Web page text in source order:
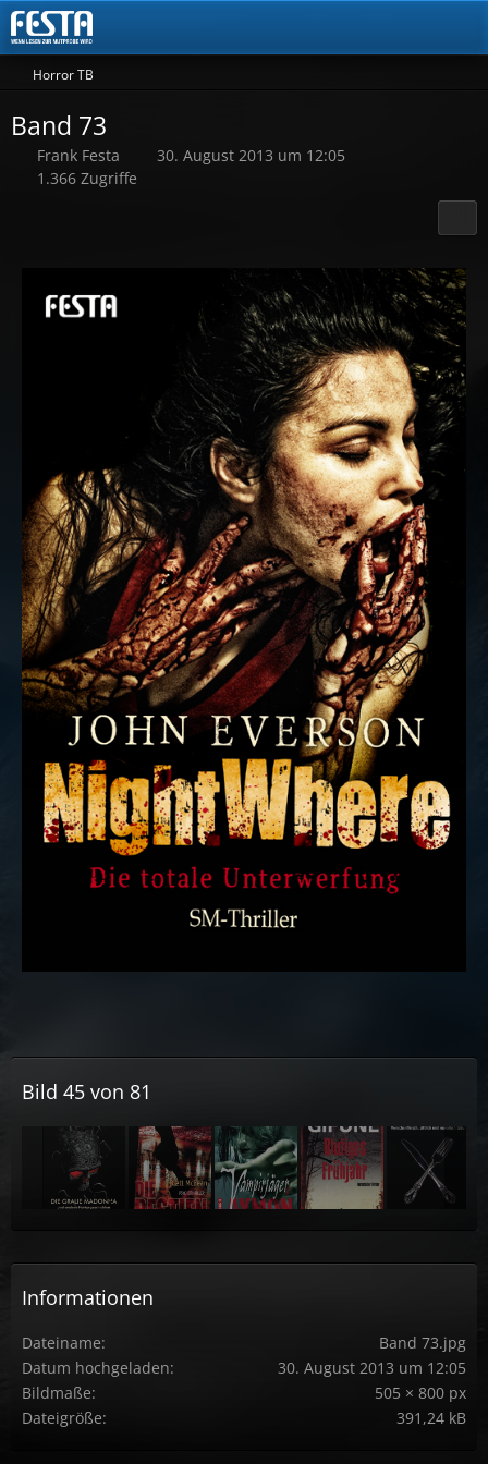
Horror TB
Band 73
Frank Festa
30. August 2013 um 12:05
1.366 Zugriffe
Bild 45 von 81
Informationen
Dateiname
Band 73.jpg
Datum hochgeladen
30. August 2013 um 12:05
Bildmaße
505 × 800 px
Dateigröße
391,24 kB